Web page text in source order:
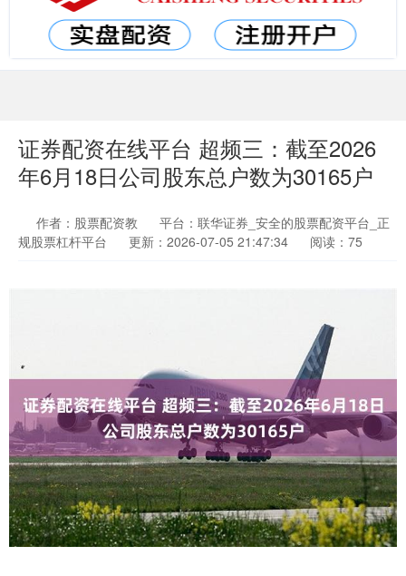
证券配资在线平台 超频三：截至2026
年6月18日公司股东总户数为30165户
作者：股票配资教
平台：联华证券_安全的股票配资平台_正
规股票杠杆平台
更新：2026-07-05 21:47:34 阅读：75